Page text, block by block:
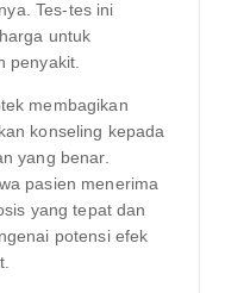
Tes-tes ini
untuk
penyakit.
membagikan
konseling kepada
yang benar.
pasien menerima
yang tepat dan
potensi efek